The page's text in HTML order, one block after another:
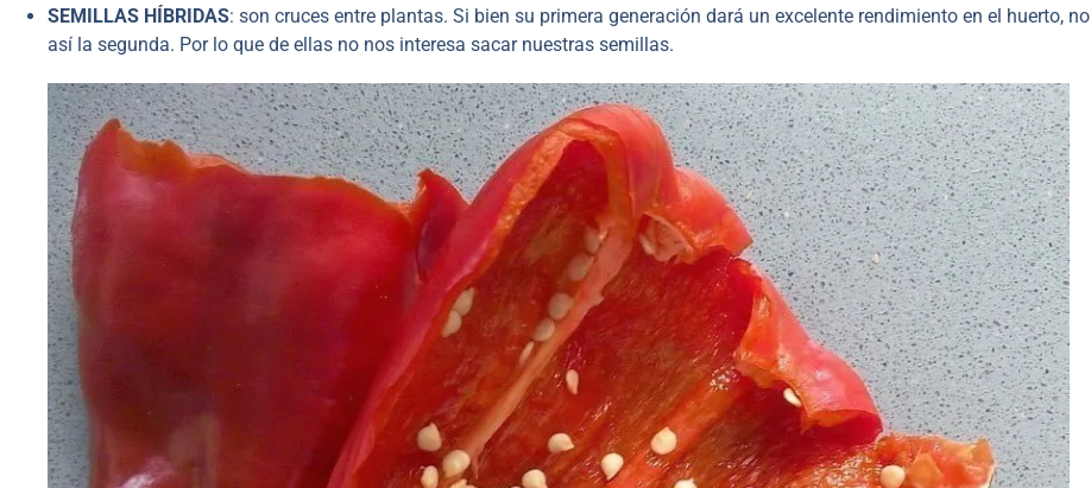
SEMILLAS HÍBRIDAS: son cruces entre plantas. Si bien su primera generación dará un excelente rendimiento en el huerto, no
así la segunda. Por lo que de ellas no nos interesa sacar nuestras semillas.